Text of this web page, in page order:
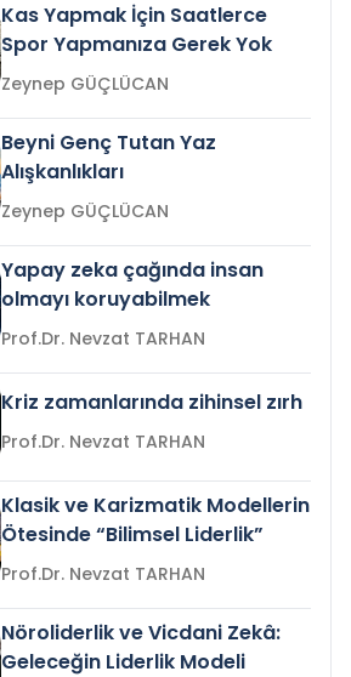
Kas Yapmak İçin Saatlerce
Spor Yapmanıza Gerek Yok
Zeynep GÜÇLÜCAN
Beyni Genç Tutan Yaz
Alışkanlıkları
Zeynep GÜÇLÜCAN
Yapay zeka çağında insan
olmayı koruyabilmek
Prof.Dr. Nevzat TARHAN
Kriz zamanlarında zihinsel zırh
Prof.Dr. Nevzat TARHAN
Klasik ve Karizmatik Modellerin
Ötesinde “Bilimsel Liderlik”
Prof.Dr. Nevzat TARHAN
Nöroliderlik ve Vicdani Zekâ:
Geleceğin Liderlik Modeli